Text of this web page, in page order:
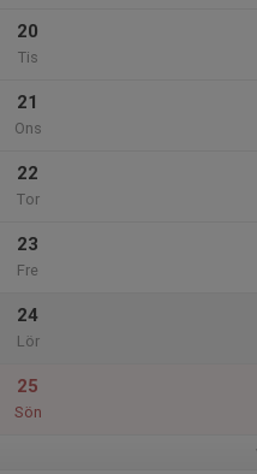
20
Tis
21
Ons
22
Tor
23
Fre
24
Lör
25
Sön